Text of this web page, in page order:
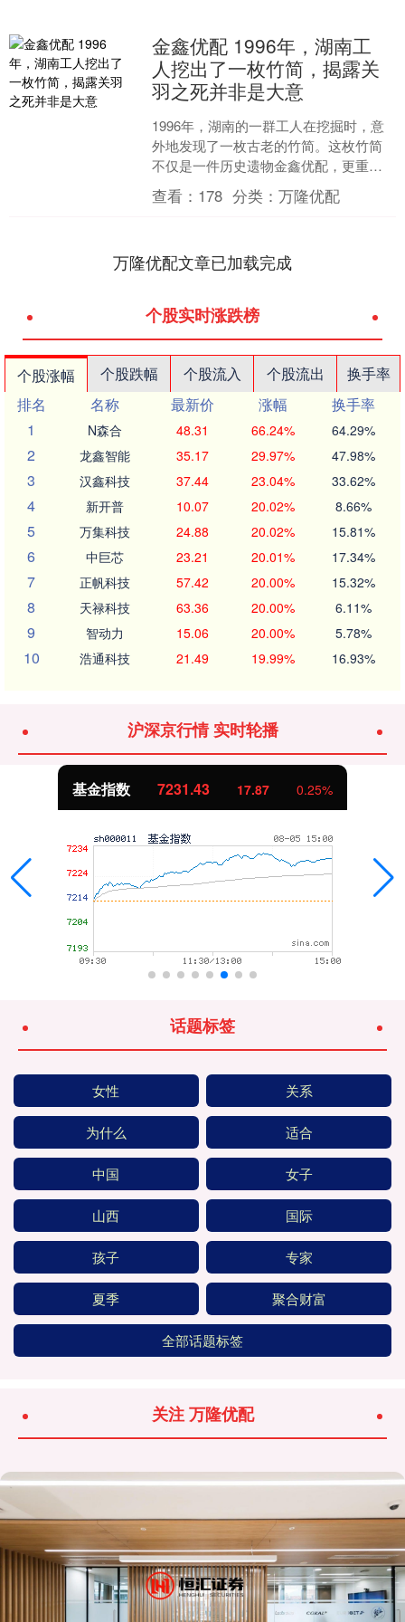
金鑫优配 1996年，湖南工
人挖出了一枚竹简，揭露关
羽之死并非是大意
1996年，湖南的一群工人在挖掘时，意
外地发现了一枚古老的竹简。这枚竹简
不仅是一件历史遗物金鑫优配，更重要
的是，它颠覆了人们对三国历史的认
知，揭示了关羽之死的真....
查看： 178 分类：万隆优配
万隆优配文章已加载完成
个股实时涨跌榜
个股涨幅 个股跌幅 个股流入 个股流出
换手率
排名
名称 最新价 涨幅
换手率
1
N森合 48.31 66.24% 64.29%
2 龙鑫智能 35.17 29.97% 47.98%
3 汉鑫科技 37.44 23.04% 33.62%
4 新开普 10.07 20.02% 8.66%
5 万集科技 24.88 20.02% 15.81%
6 中巨芯 23.21 20.01% 17.34%
7 正帆科技 57.42 20.00% 15.32%
8 天禄科技 63.36 20.00% 6.11%
9 智动力 15.06 20.00% 5.78%
10 浩通科技 21.49 19.99% 16.93%
沪深京行情 实时轮播
基金指数 7231.43 17.87 0.25%
话题标签
女性 关系
为什么 适合
中国 女子
山西 国际
孩子 专家
夏季 聚合财富
全部话题标签
关注 万隆优配